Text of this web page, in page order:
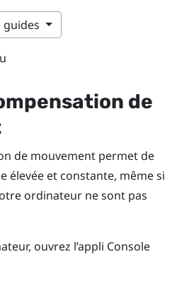
guides
de
de mouvement permet de
élevée et constante, même si
ordinateur ne sont pas
ouvrez l’appli Console